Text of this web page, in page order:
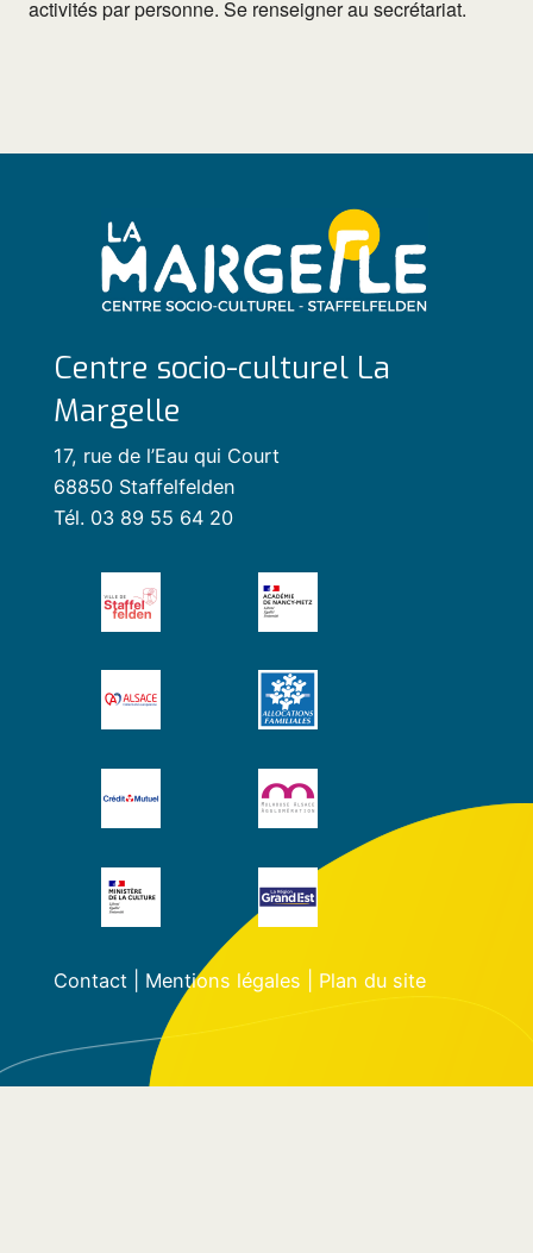
activités par personne. Se renseigner au secrétariat.
Centre socio-culturel La
Margelle
17, rue de l’Eau qui Court
68850 Staffelfelden
Tél. 03 89 55 64 20
Contact| Mentions légales Plan du site